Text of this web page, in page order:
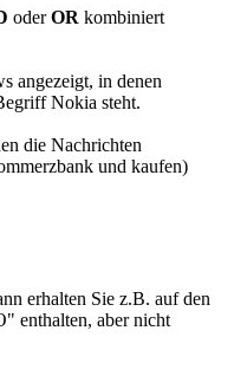
oderOR kombiniert
angezeigt, in denen
Nokia steht.
die Nachrichten
und kaufen)
erhalten Sie z.B. auf den
enthalten, aber nicht